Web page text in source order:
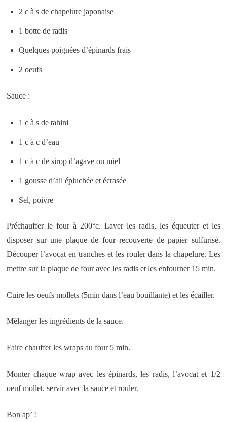
2 c à s de chapelure japonaise
1 botte de radis
Quelques poignées d’épinards frais
2 oeufs
Sauce :
1 c à s de tahini
1 c à c d’eau
1 c à c de sirop d’agave ou miel
1 gousse d’ail épluchée et écrasée
Sel, poivre
Préchauffer le four à 200°c. Laver les radis, les équeuter et les
disposer sur une plaque de four recouverte de papier sulfurisé.
Découper l’avocat en tranches et les rouler dans la chapelure. Les
mettre sur la plaque de four avec les radis et les enfourner 15 min.
Cuire les oeufs mollets (5min dans l’eau bouillante) et les écailler.
Mélanger les ingrédients de la sauce.
Faire chauffer les wraps au four 5 min.
Monter chaque wrap avec les épinards, les radis, l’avocat et 1/2
oeuf mollet. servir avec la sauce et rouler.
Bon ap’ !